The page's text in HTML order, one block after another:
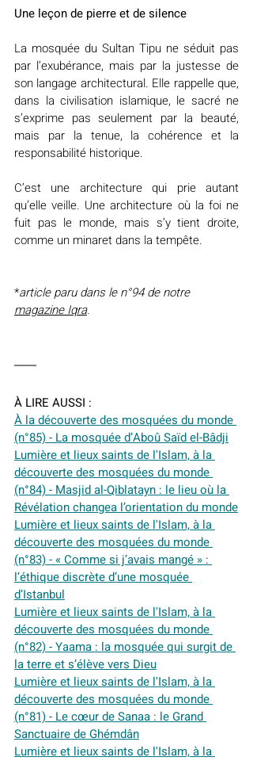
Une leçon de pierre et de silence
La mosquée du Sultan Tipu ne séduit pas
par l’exubérance, mais par la justesse de
son langage architectural. Elle rappelle que,
dans la civilisation islamique, le sacré ne
s’exprime pas seulement par la beauté,
mais par la tenue, la cohérence et la
responsabilité historique.
C’est une architecture qui prie autant
qu’elle veille. Une architecture où la foi ne
fuit pas le monde, mais s’y tient droite,
comme un minaret dans la tempête.
*article paru dans le n°94 de notre
magazine Iqra.
À LIRE AUSSI :
À la découverte des mosquées du monde
(n°85) - La mosquée d’Aboû Saïd el-Bâdji
Lumière et lieux saints de l'Islam, à la
découverte des mosquées du monde
(n°84) - Masjid al-Qiblatayn : le lieu où la
Révélation changea l’orientation du monde
Lumière et lieux saints de l'Islam, à la
découverte des mosquées du monde
(n°83) - « Comme si j’avais mangé » :
l’éthique discrète d’une mosquée
d’Istanbul
Lumière et lieux saints de l'Islam, à la
découverte des mosquées du monde
(n°82) - Yaama : la mosquée qui surgit de
la terre et s’élève vers Dieu
Lumière et lieux saints de l'Islam, à la
découverte des mosquées du monde
(n°81) - Le cœur de Sanaa : le Grand
Sanctuaire de Ghémdân
Lumière et lieux saints de l'Islam, à la